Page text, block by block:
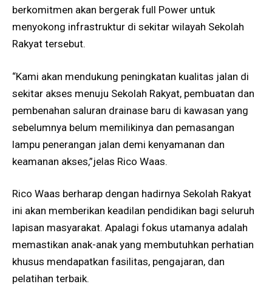
berkomitmen akan bergerak full Power untuk
menyokong infrastruktur di sekitar wilayah Sekolah
Rakyat tersebut.
“Kami akan mendukung peningkatan kualitas jalan di
sekitar akses menuju Sekolah Rakyat, pembuatan dan
pembenahan saluran drainase baru di kawasan yang
sebelumnya belum memilikinya dan pemasangan
lampu penerangan jalan demi kenyamanan dan
keamanan akses,”jelas Rico Waas.
Rico Waas berharap dengan hadirnya Sekolah Rakyat
ini akan memberikan keadilan pendidikan bagi seluruh
lapisan masyarakat. Apalagi fokus utamanya adalah
memastikan anak-anak yang membutuhkan perhatian
khusus mendapatkan fasilitas, pengajaran, dan
pelatihan terbaik.